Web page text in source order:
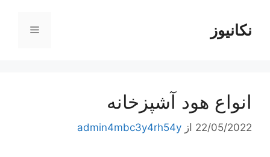
محتوانکانیوز فهرست
انواع هود آشپزخانه
22/05/2022 از admin4mbc3y4rh54y